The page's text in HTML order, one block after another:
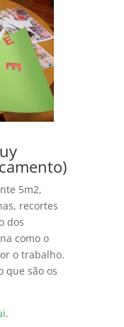
5m2,
recortes
dos
como o
o trabalho.
que são os
.